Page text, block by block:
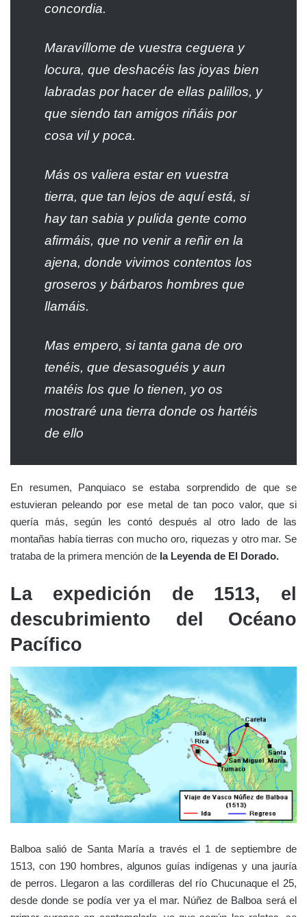
concordia.
Maravíllome de vuestra ceguera y
locura, que deshacéis las joyas bien
labradas por hacer de ellas palillos, y
que siendo tan amigos riñáis por
cosa vil y poca.
Más os valiera estar en vuestra
tierra, que tan lejos de aquí está, si
hay tan sabia y pulida gente como
afirmáis, que no venir a reñir en la
ajena, donde vivimos contentos los
groseros y bárbaros hombres que
llamáis.
Mas empero, si tanta gana de oro
tenéis, que desasoguéis y aun
matéis los que lo tienen, yo os
mostraré una tierra donde os hartéis
de ello
En resumen, Panquiaco se estaba sorprendido de que se
estuvieran peleando por ese metal de tan poco valor, que si
quería más, según les contó después al otro lado de las
montañas había tierras con mucho oro, riquezas y otro mar. Se
trataba de la primera mención de la Leyenda de El Dorado.
La expedición de 1513, el
descubrimiento del Océano
Pacífico
Balboa salió de Santa María a través el 1 de septiembre de
1513, con 190 hombres, algunos guías indígenas y una jauría
de perros. Llegaron a las cordilleras del río Chucunaque el 25,
desde donde se podía ver ya el mar. Núñez de Balboa será el